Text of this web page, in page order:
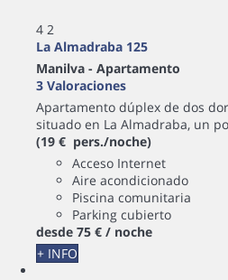
4 2
La Almadraba 125
Manilva - Apartamento
3 Valoraciones
Apartamento dúplex de dos
situado en La Almadraba, un
(19 € pers./noche)
Acceso Internet
Aire acondicionado
Piscina comunitaria
Parking cubierto
desde 75 € / noche
+ INFO